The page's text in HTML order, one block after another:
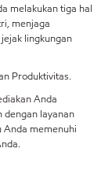
melakukan tiga hal
menjaga
lingkungan
Produktivitas.
Anda
dengan layanan
Anda memenuhi